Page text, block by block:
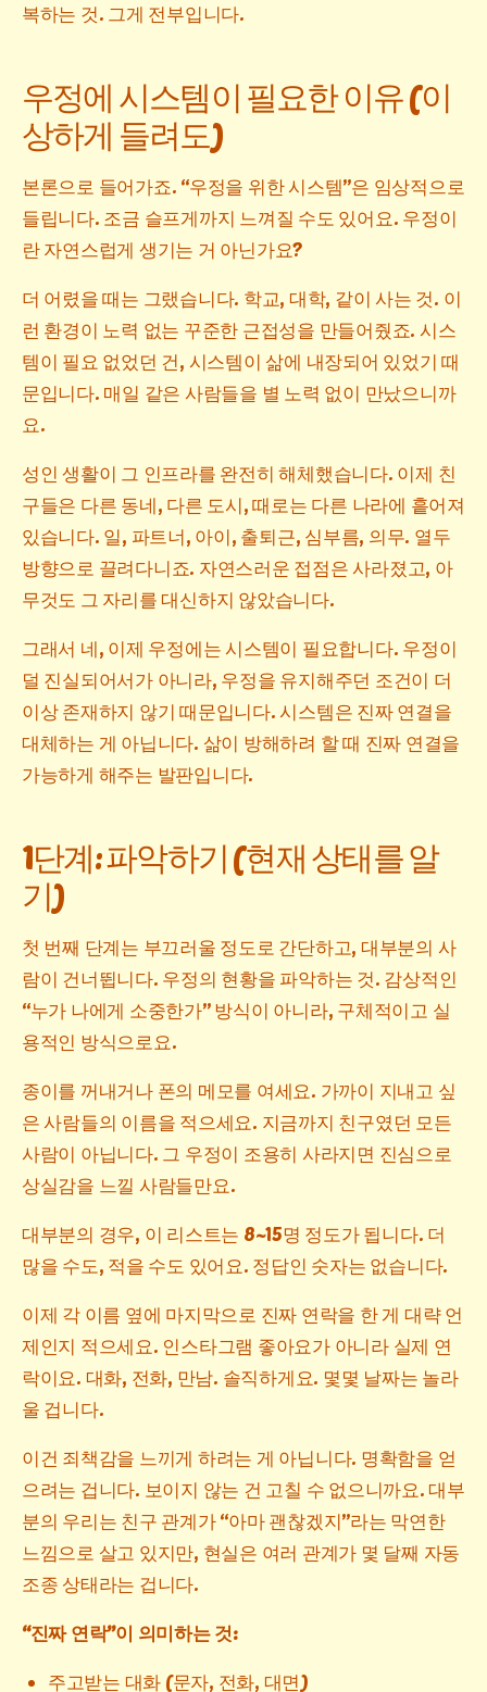
복하는 것. 그게 전부입니다.
우정에 시스템이 필요한 이유 (이
상하게 들려도)
본론으로 들어가죠. “우정을 위한 시스템”은 임상적으로
들립니다. 조금 슬프게까지 느껴질 수도 있어요. 우정이
란 자연스럽게 생기는 거 아닌가요?
더 어렸을 때는 그랬습니다. 학교, 대학, 같이 사는 것. 이
런 환경이 노력 없는 꾸준한 근접성을 만들어줬죠. 시스
템이 필요 없었던 건, 시스템이 삶에 내장되어 있었기 때
문입니다. 매일 같은 사람들을 별 노력 없이 만났으니까
요.
성인 생활이 그 인프라를 완전히 해체했습니다. 이제 친
구들은 다른 동네, 다른 도시, 때로는 다른 나라에 흩어져
있습니다. 일, 파트너, 아이, 출퇴근, 심부름, 의무. 열두
방향으로 끌려다니죠. 자연스러운 접점은 사라졌고, 아
무것도 그 자리를 대신하지 않았습니다.
그래서 네, 이제 우정에는 시스템이 필요합니다. 우정이
덜 진실되어서가 아니라, 우정을 유지해주던 조건이 더
이상 존재하지 않기 때문입니다. 시스템은 진짜 연결을
대체하는 게 아닙니다. 삶이 방해하려 할 때 진짜 연결을
가능하게 해주는 발판입니다.
1단계: 파악하기 (현재 상태를 알
기)
첫 번째 단계는 부끄러울 정도로 간단하고, 대부분의 사
람이 건너뜁니다. 우정의 현황을 파악하는 것. 감상적인
“누가 나에게 소중한가” 방식이 아니라, 구체적이고 실
용적인 방식으로요.
종이를 꺼내거나 폰의 메모를 여세요. 가까이 지내고 싶
은 사람들의 이름을 적으세요. 지금까지 친구였던 모든
사람이 아닙니다. 그 우정이 조용히 사라지면 진심으로
상실감을 느낄 사람들만요.
대부분의 경우, 이 리스트는 8~15명 정도가 됩니다. 더
많을 수도, 적을 수도 있어요. 정답인 숫자는 없습니다.
이제 각 이름 옆에 마지막으로 진짜 연락을 한 게 대략 언
제인지 적으세요. 인스타그램 좋아요가 아니라 실제 연
락이요. 대화, 전화, 만남. 솔직하게요. 몇몇 날짜는 놀라
울 겁니다.
이건 죄책감을 느끼게 하려는 게 아닙니다. 명확함을 얻
으려는 겁니다. 보이지 않는 건 고칠 수 없으니까요. 대부
분의 우리는 친구 관계가 “아마 괜찮겠지”라는 막연한
느낌으로 살고 있지만, 현실은 여러 관계가 몇 달째 자동
조종 상태라는 겁니다.
“진짜 연락”이 의미하는 것:
주고받는 대화 (문자, 전화, 대면)